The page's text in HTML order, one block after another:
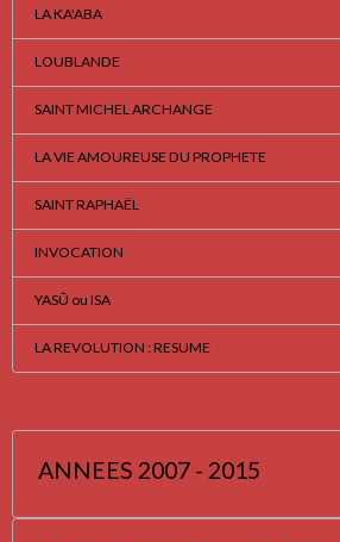
LA KA'ABA
LOUBLANDE
SAINT MICHEL ARCHANGE
LA VIE AMOUREUSE DU PROPHETE
SAINT RAPHAËL
INVOCATION
YASÛ ou ISA
LA REVOLUTION : RESUME
ANNEES 2007 - 2015